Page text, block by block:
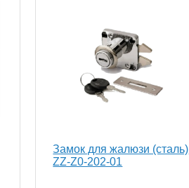
Замок для жалюзи (сталь)
ZZ-Z0-202-01